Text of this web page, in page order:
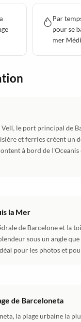
Par
pour se
mer
le port principal de
et ferries créent un
à bord de
la Mer
de Barcelone et la
sous un angle
pour les photos et
de Barceloneta
la plage urbaine la